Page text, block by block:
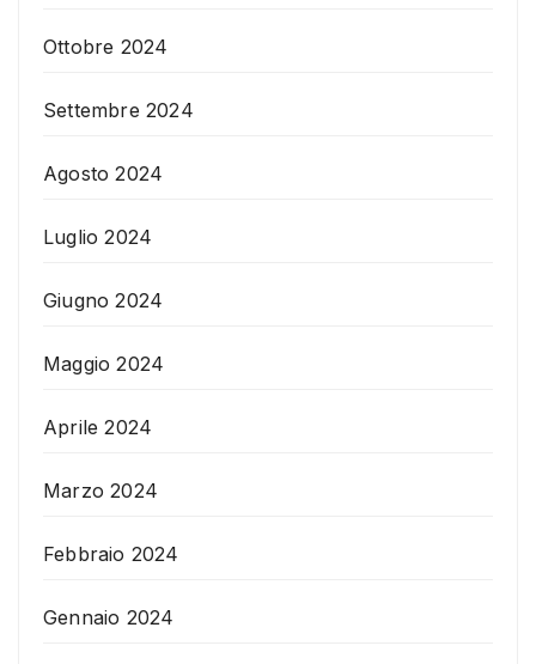
Ottobre 2024
Settembre 2024
Agosto 2024
Luglio 2024
Giugno 2024
Maggio 2024
Aprile 2024
Marzo 2024
Febbraio 2024
Gennaio 2024